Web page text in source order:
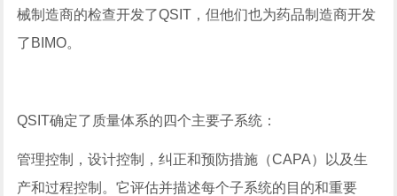
械制造商的检查开发了QSIT，但他们也为药品制造商开发
了BIMO。
QSIT确定了质量体系的四个主要子系统：
管理控制，设计控制，纠正和预防措施（CAPA）以及生
产和过程控制。它评估并描述每个子系统的目的和重要